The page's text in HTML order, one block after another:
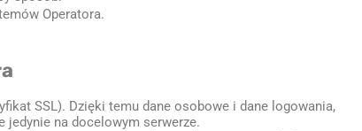
Operatora.
SSL). Dzięki temu dane osobowe i dane logowania,
jedynie na docelowym serwerze.